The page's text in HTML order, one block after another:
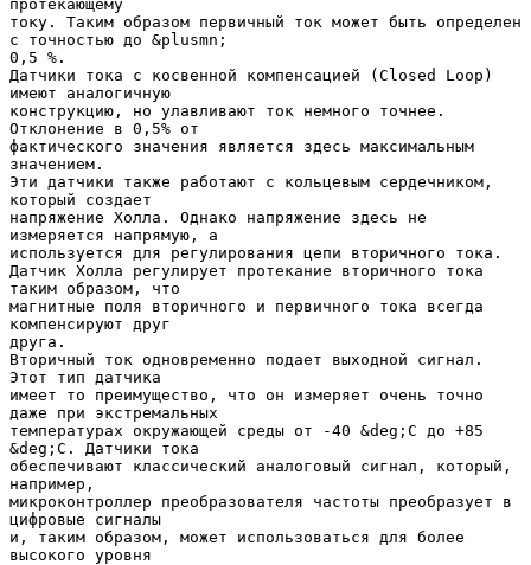
протекающему
току. Таким образом первичный ток может быть определен
с точностью до &plusmn;
0,5 %.
Датчики тока с косвенной компенсацией (Closed Loop)
имеют аналогичную
конструкцию, но улавливают ток немного точнее.
Отклонение в 0,5% от
фактического значения является здесь максимальным
значением.
Эти датчики также работают с кольцевым сердечником,
который создает
напряжение Холла. Однако напряжение здесь не
измеряется напрямую, а
используется для регулирования цепи вторичного тока.
Датчик Холла регулирует протекание вторичного тока
таким образом, что
магнитные поля вторичного и первичного тока всегда
компенсируют друг
друга.
Вторичный ток одновременно подает выходной сигнал.
Этот тип датчика
имеет то преимущество, что он измеряет очень точно
даже при экстремальных
температурах окружающей среды от -40 &deg;C до +85
&deg;C. Датчики тока
обеспечивают классический аналоговый сигнал, который,
например,
микроконтроллер преобразователя частоты преобразует в
цифровые сигналы
и, таким образом, может использоваться для более
высокого уровня